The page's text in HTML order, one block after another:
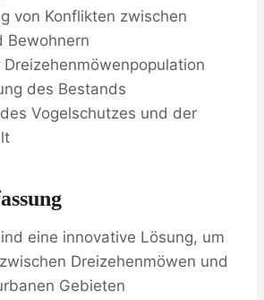
von Konflikten zwischen
Bewohnern
des Bestands
Vogelschutzes und der
eine innovative Lösung, um
Dreizehenmöwen und
Gebieten